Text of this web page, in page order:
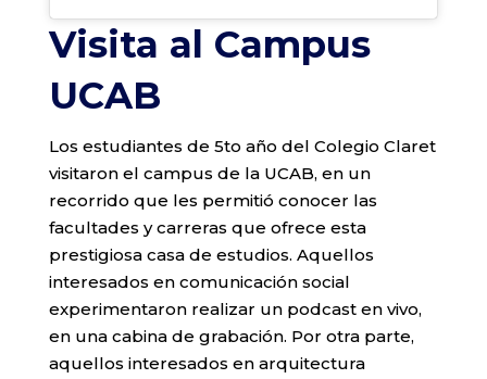
Visita al Campus
UCAB
Los estudiantes de 5to año del Colegio Claret
visitaron el campus de la UCAB, en un
recorrido que les permitió conocer las
facultades y carreras que ofrece esta
prestigiosa casa de estudios. Aquellos
interesados en comunicación social
experimentaron realizar un podcast en vivo,
en una cabina de grabación. Por otra parte,
aquellos interesados en arquitectura